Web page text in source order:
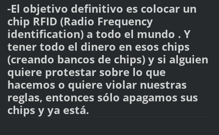
-El objetivo definitivo es colocar un
chip RFID (Radio Frequency
identification) a todo el mundo . Y
tener todo el dinero en esos chips
(creando bancos de chips) y si alguien
quiere protestar sobre lo que
hacemos o quiere violar nuestras
reglas, entonces sólo apagamos sus
chips y ya está.